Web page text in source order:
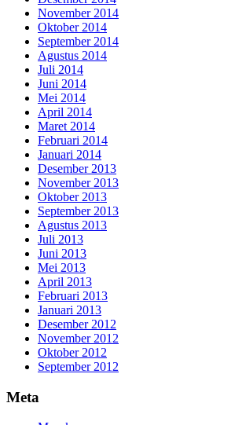
November 2014
Oktober 2014
September 2014
Agustus 2014
Juli 2014
Juni 2014
Mei 2014
April 2014
Maret 2014
Februari 2014
Januari 2014
Desember 2013
November 2013
Oktober 2013
September 2013
Agustus 2013
Juli 2013
Juni 2013
Mei 2013
April 2013
Februari 2013
Januari 2013
Desember 2012
November 2012
Oktober 2012
September 2012
Meta